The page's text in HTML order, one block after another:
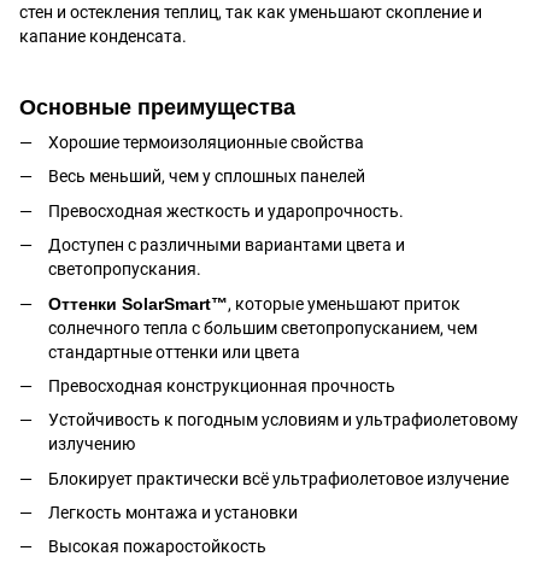
стен и остекления теплиц, так как уменьшают скопление и
капание конденсата.
Основные преимущества
Хорошие термоизоляционные свойства
Весь меньший, чем у сплошных панелей
Превосходная жесткость и ударопрочность.
Доступен с различными вариантами цвета и
светопропускания.
Оттенки SolarSmart™, которые уменьшают приток
солнечного тепла с большим светопропусканием, чем
стандартные оттенки или цвета
Превосходная конструкционная прочность
Устойчивость к погодным условиям и ультрафиолетовому
излучению
Блокирует практически всё ультрафиолетовое излучение
Легкость монтажа и установки
Высокая пожаростойкость